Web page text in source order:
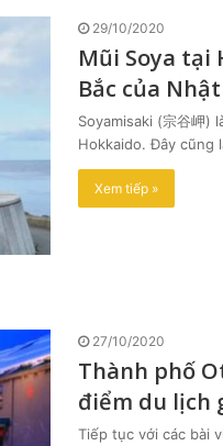
29/10/2020
Mũi Soya tại
Bắc của
Soyamisaki (宗谷岬)
Hokkaido. Đây cũng
Xem tiếp »
27/10/2020
Thành phố
điểm du lịch
Tiếp tục với các bài